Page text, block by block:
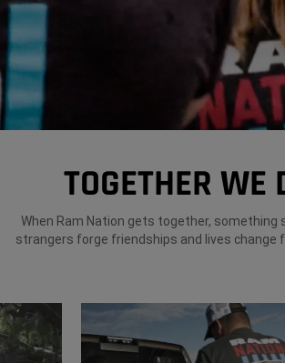
TOGETHER WE
When Ram Nation gets together, something
strangers forge friendships and lives change